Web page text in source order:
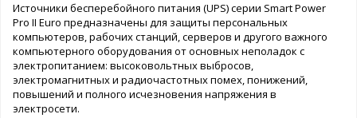
Источники бесперебойного питания (UPS) серии Smart Power
Pro II Euro предназначены для защиты персональных
компьютеров, рабочих станций, серверов и другого важного
компьютерного оборудования от основных неполадок с
электропитанием: высоковольтных выбросов,
электромагнитных и радиочастотных помех, понижений,
повышений и полного исчезновения напряжения в
электросети.